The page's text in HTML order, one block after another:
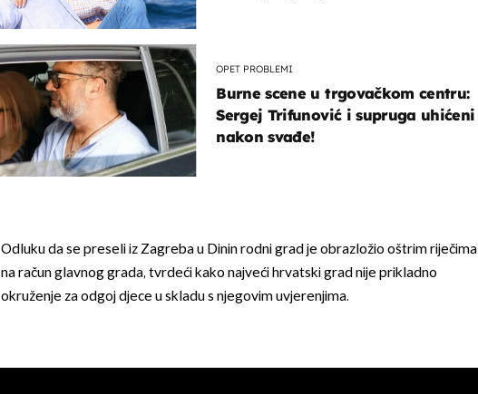
OPET PROBLEMI
Burne scene u trgovačkom centru:
Sergej Trifunović i supruga uhićeni
nakon svađe!
Odluku da se preseli iz Zagreba u Dinin rodni grad je obrazložio oštrim riječima
na račun glavnog grada, tvrdeći kako najveći hrvatski grad nije prikladno
okruženje za odgoj djece u skladu s njegovim uvjerenjima.